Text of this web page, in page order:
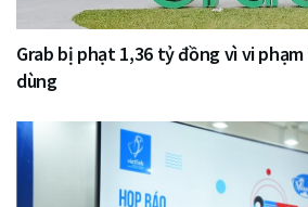
Grab bị phạt 1,36 tỷ đồng vì vi
dùng